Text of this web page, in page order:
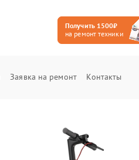
Получить 1500₽
на ремонт техники
Заявка на ремонт Контакты